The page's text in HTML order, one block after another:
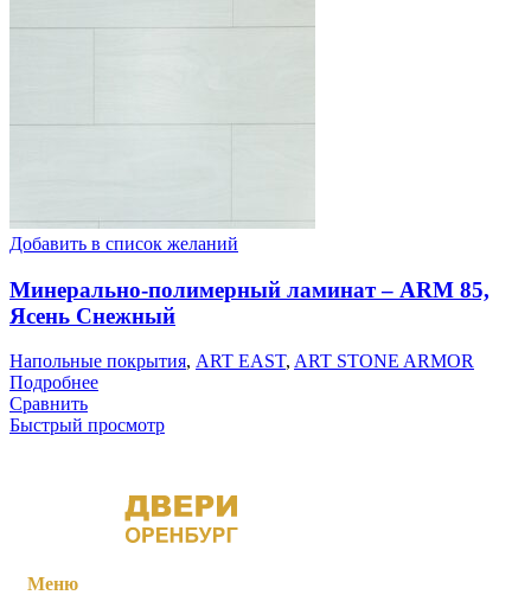
Добавить в список желаний
Минерально-полимерный ламинат – ARM 85,
Ясень Снежный
Напольные покрытия, ART EAST, ART STONE ARMOR
Подробнее
Сравнить
Быстрый просмотр
Меню